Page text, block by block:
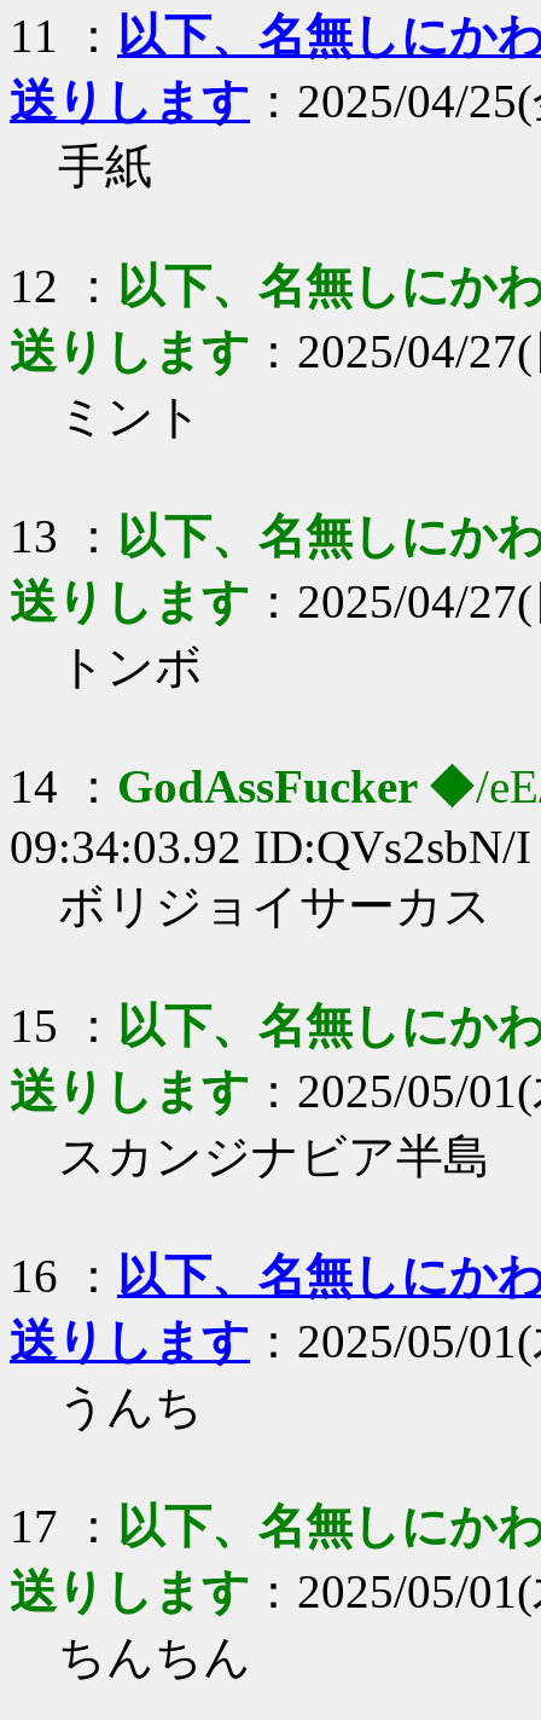
11 ： 以下、名無しにか
送りします ：2025/04/
手紙
12 ： 以下、名無しにか
送りします ：2025/04/
ミント
13 ： 以下、名無しにか
送りします ：2025/04/
トンボ
14 ： GodAssFucker ◆/
09:34:03.92 ID:QVs2sbN/I
ボリジョイサーカス
15 ： 以下、名無しにか
送りします ：2025/05/
スカンジナビア半島
16 ： 以下、名無しにか
送りします ：2025/05/
うんち
17 ： 以下、名無しにか
送りします ：2025/05/
ちんちん